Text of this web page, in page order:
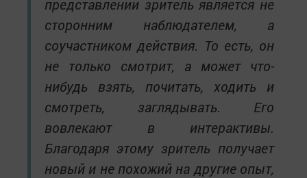
представлении зритель является не
сторонним наблюдателем, а
соучастником действия. То есть, он
не только смотрит, а может что-
нибудь взять, почитать, ходить и
смотреть, заглядывать. Его
вовлекают в интерактивы.
Благодаря этому зритель получает
новый и не похожий на другие опыт,